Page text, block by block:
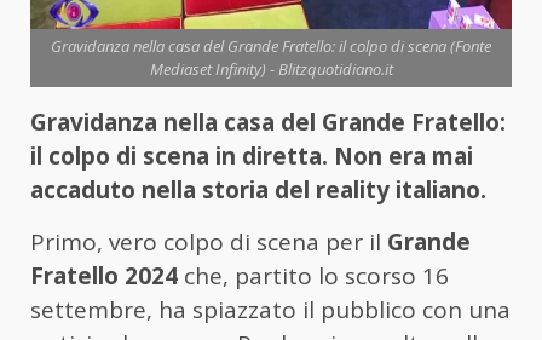
Gravidanza nella casa del Grande Fratello: il colpo di scena (Fonte
Mediaset Infinity) - Blitzquotidiano.it
Gravidanza nella casa del Grande Fratello:
il colpo di scena in diretta. Non era mai
accaduto nella storia del reality italiano.
Primo, vero colpo di scena per il Grande
Fratello 2024 che, partito lo scorso 16
settembre, ha spiazzato il pubblico con una